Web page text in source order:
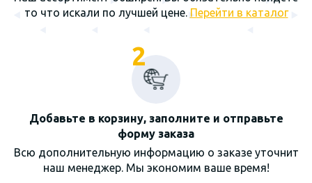
то что искали по лучшей цене. Перейти в каталог
2
Добавьте в корзину, заполните и отправьте
форму заказа
Всю дополнительную информацию о заказе уточнит
наш менеджер. Мы экономим ваше время!